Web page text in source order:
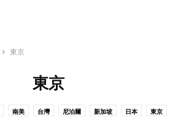
東京
東京
南美 台灣 尼泊爾 新加坡 日本 東京